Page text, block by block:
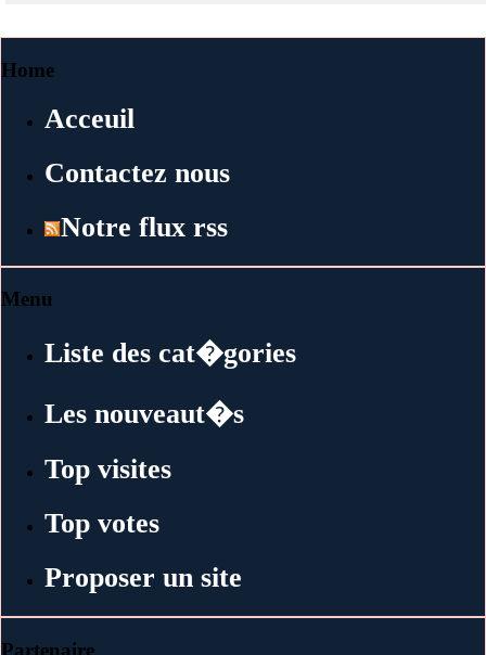
Home
Acceuil
Contactez nous
Notre flux rss
Menu
Liste des cat�gories
Les nouveaut�s
Top visites
Top votes
Proposer un site
Partenaire